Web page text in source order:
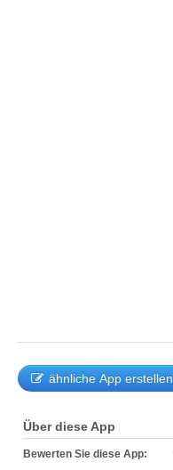
ähnliche App erstellen
Über diese App
Bewerten Sie diese App: